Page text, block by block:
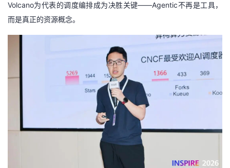
Volcano为代表的调度编排成为决胜关键——Agentic不再是工具，
而是真正的资源概念。